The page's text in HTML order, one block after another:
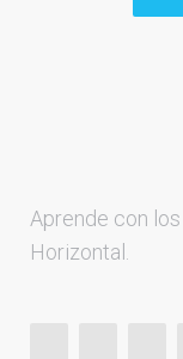
Aprende con
Horizontal.